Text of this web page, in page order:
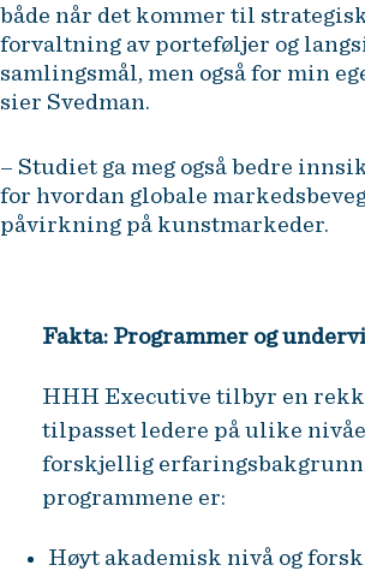
både når det kommer til
forvaltning av porteføljer og
samlingsmål, men også for min
sier Svedman.
– Studiet ga meg også bedre
for hvordan globale
påvirkning på kunstmarkeder.
Fakta: Programmer og
HHH Executive tilbyr en
tilpasset ledere på ulike
forskjellig
programmene er:
Høyt akademisk nivå og